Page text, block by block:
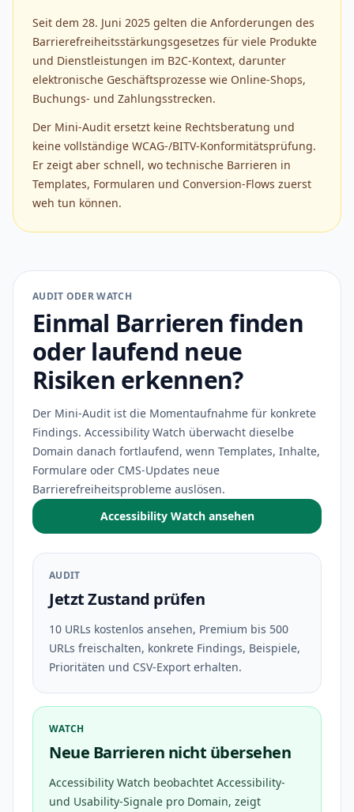
Seit dem 28. Juni 2025 gelten die Anforderungen des
Barrierefreiheitsstärkungsgesetzes für viele Produkte
und Dienstleistungen im B2C-Kontext, darunter
elektronische Geschäftsprozesse wie Online-Shops,
Buchungs- und Zahlungsstrecken.
Der Mini-Audit ersetzt keine Rechtsberatung und
keine vollständige WCAG-/BITV-Konformitätsprüfung.
Er zeigt aber schnell, wo technische Barrieren in
Templates, Formularen und Conversion-Flows zuerst
weh tun können.
AUDIT ODER WATCH
Einmal Barrieren finden
oder laufend neue
Risiken erkennen?
Der Mini-Audit ist die Momentaufnahme für konkrete
Findings. Accessibility Watch überwacht dieselbe
Domain danach fortlaufend, wenn Templates, Inhalte,
Formulare oder CMS-Updates neue
Barrierefreiheitsprobleme auslösen.
Accessibility Watch ansehen
AUDIT
Jetzt Zustand prüfen
10 URLs kostenlos ansehen, Premium bis 500
URLs freischalten, konkrete Findings, Beispiele,
Prioritäten und CSV-Export erhalten.
WATCH
Neue Barrieren nicht übersehen
Accessibility Watch beobachtet Accessibility-
und Usability-Signale pro Domain, zeigt